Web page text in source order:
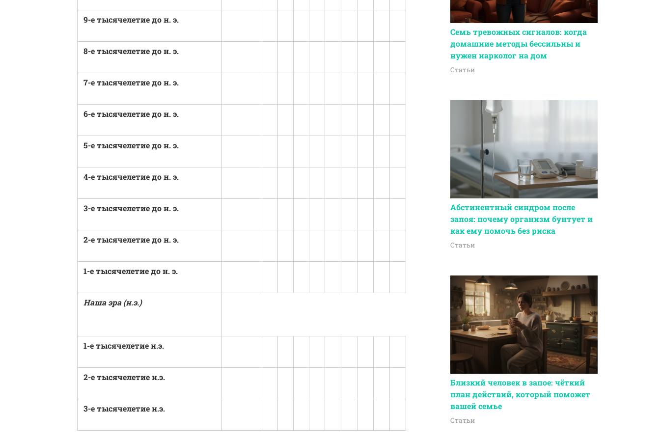
9-е тысячелетие до н. э.
8-е тысячелетие до н. э.
7-е тысячелетие до н. э.
6-е тысячелетие до н. э.
5-е тысячелетие до н. э.
4-е тысячелетие до н. э.
3-е тысячелетие до н. э.
2-е тысячелетие до н. э.
1-е тысячелетие до н. э.
Наша эра (н.э.)
1-е тысячелетие н.э.
2-е тысячелетие н.э.
3-е тысячелетие н.э.
Семь тревожных сигналов: когда
домашние методы бессильны и
нужен нарколог на дом
Статьи
Абстинентный синдром после
запоя: почему организм бунтует и
как ему помочь без риска
Статьи
Близкий человек в запое: чёткий
план действий, который поможет
вашей семье
Статьи